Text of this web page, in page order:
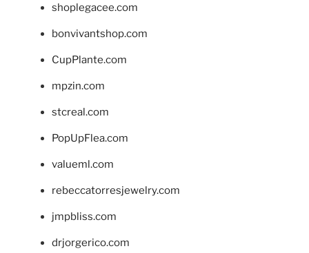
shoplegacee.com
bonvivantshop.com
CupPlante.com
mpzin.com
stcreal.com
PopUpFlea.com
valueml.com
rebeccatorresjewelry.com
jmpbliss.com
drjorgerico.com